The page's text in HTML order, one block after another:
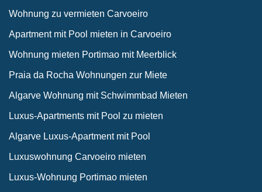
Wohnung zu vermieten Carvoeiro
Apartment mit Pool mieten in Carvoeiro
Wohnung mieten Portimao mit Meerblick
Praia da Rocha Wohnungen zur Miete
Algarve Wohnung mit Schwimmbad Mieten
Luxus-Apartments mit Pool zu mieten
Algarve Luxus-Apartment mit Pool
Luxuswohnung Carvoeiro mieten
Luxus-Wohnung Portimao mieten